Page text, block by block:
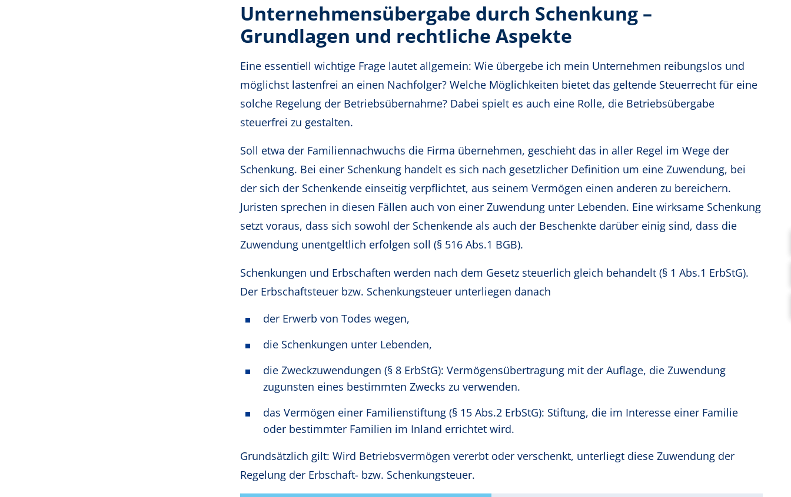
Unternehmensübergabe durch Schenkung –
Grundlagen und rechtliche Aspekte
Eine essentiell wichtige Frage lautet allgemein: Wie übergebe ich mein Unternehmen reibungslos und
möglichst lastenfrei an einen Nachfolger? Welche Möglichkeiten bietet das geltende Steuerrecht für eine
solche Regelung der Betriebsübernahme? Dabei spielt es auch eine Rolle, die Betriebsübergabe
steuerfrei zu gestalten.
Soll etwa der Familiennachwuchs die Firma übernehmen, geschieht das in aller Regel im Wege der
Schenkung. Bei einer Schenkung handelt es sich nach gesetzlicher Definition um eine Zuwendung, bei
der sich der Schenkende einseitig verpflichtet, aus seinem Vermögen einen anderen zu bereichern.
Juristen sprechen in diesen Fällen auch von einer Zuwendung unter Lebenden. Eine wirksame Schenkung
setzt voraus, dass sich sowohl der Schenkende als auch der Beschenkte darüber einig sind, dass die
Zuwendung unentgeltlich erfolgen soll (§ 516 Abs.1 BGB).
Schenkungen und Erbschaften werden nach dem Gesetz steuerlich gleich behandelt (§ 1 Abs.1 ErbStG).
Der Erbschaftsteuer bzw. Schenkungsteuer unterliegen danach
der Erwerb von Todes wegen,
die Schenkungen unter Lebenden,
die Zweckzuwendungen (§ 8 ErbStG): Vermögensübertragung mit der Auflage, die Zuwendung
zugunsten eines bestimmten Zwecks zu verwenden.
das Vermögen einer Familienstiftung (§ 15 Abs.2 ErbStG): Stiftung, die im Interesse einer Familie
oder bestimmter Familien im Inland errichtet wird.
Grundsätzlich gilt: Wird Betriebsvermögen vererbt oder verschenkt, unterliegt diese Zuwendung der
Regelung der Erbschaft- bzw. Schenkungsteuer.